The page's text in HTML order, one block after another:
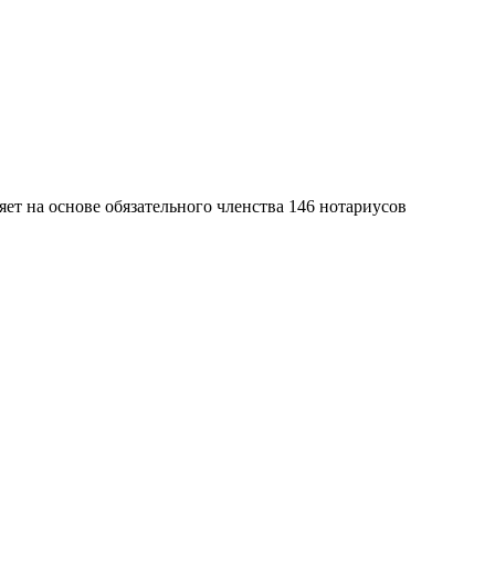
на основе обязательного членства 146 нотариусов